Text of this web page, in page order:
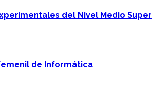
del Nivel Medio
de Informática